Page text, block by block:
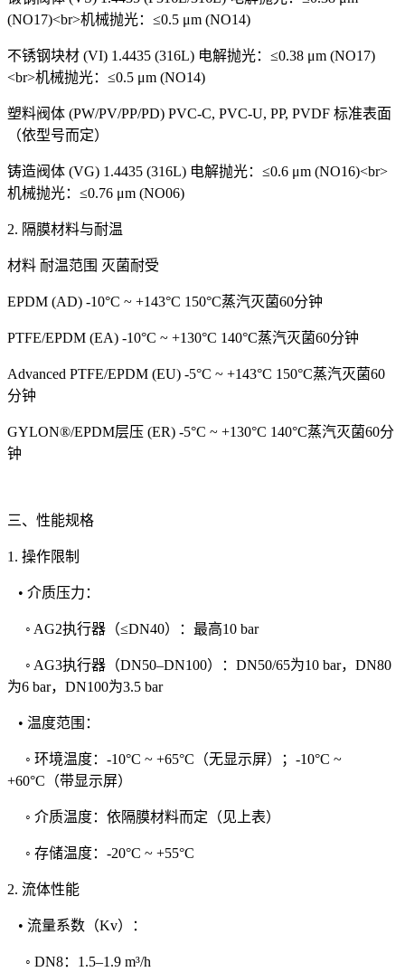
(NO17)<br>机械抛光：≤0.5 μm (NO14)
不锈钢块材 (VI) 1.4435 (316L) 电解抛光：≤0.38 μm (NO17)
<br>机械抛光：≤0.5 μm (NO14)
塑料阀体 (PW/PV/PP/PD) PVC-C, PVC-U, PP, PVDF 标准表面
（依型号而定）
铸造阀体 (VG) 1.4435 (316L) 电解抛光：≤0.6 μm (NO16)<br>
机械抛光：≤0.76 μm (NO06)
2. 隔膜材料与耐温
材料 耐温范围 灭菌耐受
EPDM (AD) -10°C ~ +143°C 150°C蒸汽灭菌60分钟
PTFE/EPDM (EA) -10°C ~ +130°C 140°C蒸汽灭菌60分钟
Advanced PTFE/EPDM (EU) -5°C ~ +143°C 150°C蒸汽灭菌60
分钟
GYLON®/EPDM层压 (ER) -5°C ~ +130°C 140°C蒸汽灭菌60分
钟
三、性能规格
1. 操作限制
• 介质压力：
◦ AG2执行器（≤DN40）：最高10 bar
◦ AG3执行器（DN50–DN100）：DN50/65为10 bar，DN80
为6 bar，DN100为3.5 bar
• 温度范围：
◦ 环境温度：-10°C ~ +65°C（无显示屏）；-10°C ~
+60°C（带显示屏）
◦ 介质温度：依隔膜材料而定（见上表）
◦ 存储温度：-20°C ~ +55°C
2. 流体性能
• 流量系数（Kv）：
◦ DN8：1.5–1.9 m³/h